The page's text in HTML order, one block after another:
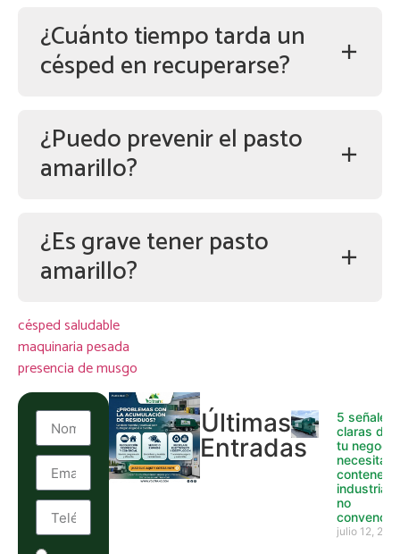
¿Cuánto tiempo tarda un
césped en recuperarse?
¿Puedo prevenir el pasto
amarillo?
¿Es grave tener pasto
amarillo?
césped saludable
maquinaria pesada
presencia de musgo
Últimas
Entradas
5 señales
claras de
tu negocio
necesita
no
julio 12,